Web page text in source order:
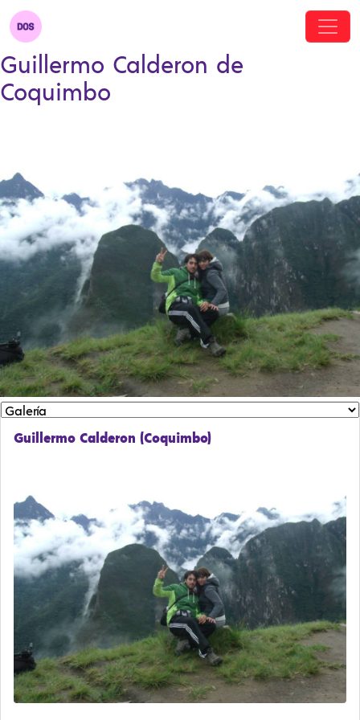
Guillermo Calderon de
Coquimbo
Guillermo Calderon (Coquimbo)